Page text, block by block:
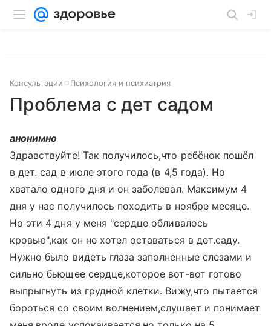
Консультации Психология и психиатрия
Проблема с дет садом
анонимно
Здравствуйте! Так получилось,что ребёнок пошёл
в дет. сад в июле этого года (в 4,5 года). Но
хватало одного дня и он заболевал. Максимум 4
дня у нас получилось походить в ноябре месяце.
Но эти 4 дня у меня "сердце обливалось
кровью",как он не хотел оставаться в дет.саду.
Нужно было видеть глаза заполненные слезами и
сильно бьющее сердце,которое вот-вот готово
выпрыгнуть из грудной клетки. Вижу,что пытается
бороться со своим волнением,слушает и понимает